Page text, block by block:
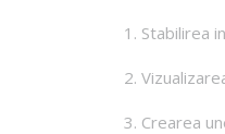
1. Stabilirea
2.
3. Crearea